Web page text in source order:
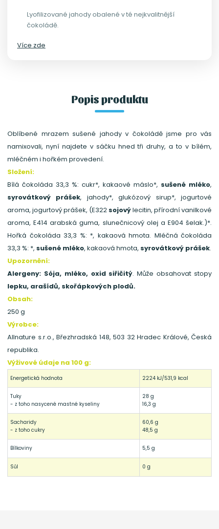
Lyofilizované jahody obalené v té nejkvalitnější
čokoládě.
Více zde
Popis produktu
Oblíbené mrazem sušené jahody v čokoládě jsme pro vás
namixovali, nyní najdete v sáčku hned tři druhy, a to v bílém,
mléčném i hořkém provedení.
Složení:
Bílá čokoláda 33,3 %: cukr*, kakaové máslo*, sušené mléko,
syrovátkový prášek, jahody*, glukózový sirup*, jogurtové
aroma, jogurtový prášek, (E322 sojovýlecitin, přírodní vanilkové
aroma, E414 arabská guma, slunečnicový olej a E904 šelak.)*.
Hořká čokoláda 33,3 %: *, kakaová hmota. Mléčná čokoláda
33,3 %: *, sušené mléko, kakaová hmota, syrovátkový prášek.
Upozornění:
Alergeny: Sója, mléko, oxid siřičitý. Může obsahovat stopy
lepku, arašídů, skořápkových plodů.
Obsah:
250 g
Výrobce:
Allnature s.r.o., Březhradská 148, 503 32 Hradec Králové, Česká
republika.
Výživové údaje na 100 g:
Energetická hodnota 2224 kJ/531,9 kcal
Tuky
- z toho nasycené mastné kyseliny
28 g
16,3 g
Sacharidy
- z toho cukry
60,6 g
48,5 g
Bílkoviny 5,5 g
Sůl 0 g